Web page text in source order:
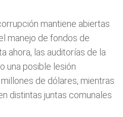
mantiene abiertas
manejo de fondos de
ahora, las auditorías de la
una posible lesión
de dólares, mientras
distintas juntas comunales